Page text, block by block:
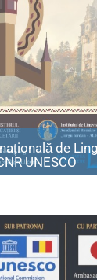
de
UNESCO